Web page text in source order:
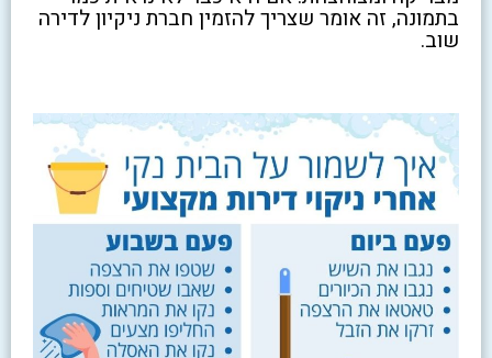
בתמונה, זה אומר שצריך להזמין חברת ניקיון לדירה
שוב.